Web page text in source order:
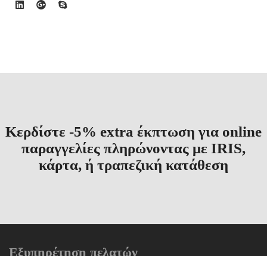
Κερδίστε -5% extra έκπτωση για online
παραγγελίες πληρώνοντας με IRIS,
κάρτα, ή τραπεζική κατάθεση
Εξυπηρέτηση πελατών